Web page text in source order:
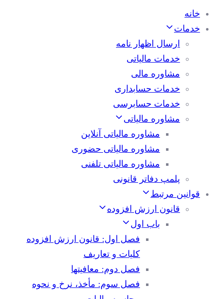
خانه
خدمات
ارسال اظهار نامه
خدمات مالیاتی
مشاوره مالی
خدمات حسابداری
خدمات حسابرسی
مشاوره مالیاتی
مشاوره مالیاتی آنلاین
مشاوره مالیاتی حضوری
مشاوره مالیاتی تلفنی
پلمپ دفاتر قانونی
قوانین مرتبط
قانون ارزش افزوده
باب اول
فصل اول: قانون ارزش افزوده
کلیات و تعاریف
فصل دوم: معافیتها
فصل سوم: مأخذ، نرخ و نحوه